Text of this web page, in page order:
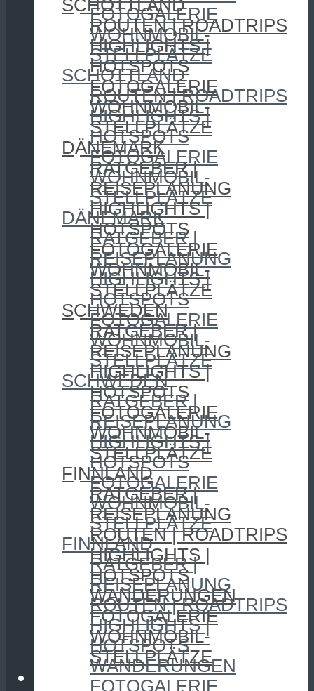
SCHOTTLAND
ROUTEN | ROADTRIPS
HIGHLIGHTS |
HOTSPOTS
FOTOGALERIE
WOHNMOBIL-
STELLPLÄTZE
DÄNEMARK
RATGEBER |
REISEPLANUNG
HIGHLIGHTS |
HOTSPOTS
FOTOGALERIE
WOHNMOBIL-
STELLPLÄTZE
SCHWEDEN
RATGEBER |
REISEPLANUNG
HIGHLIGHTS |
HOTSPOTS
FOTOGALERIE
WOHNMOBIL-
STELLPLÄTZE
FINNLAND
RATGEBER |
REISEPLANUNG
ROUTEN | ROADTRIPS
HIGHLIGHTS |
HOTSPOTS
WANDERUNGEN
FOTOGALERIE
WOHNMOBIL-
STELLPLÄTZE
CAMPING
FOTOGALERIE
WOHNMOBIL-
STELLPLÄTZE
SCHOTTLAND
ROUTEN | ROADTRIPS
HIGHLIGHTS |
HOTSPOTS
FOTOGALERIE
WOHNMOBIL-
STELLPLÄTZE
DÄNEMARK
RATGEBER |
REISEPLANUNG
HIGHLIGHTS |
HOTSPOTS
FOTOGALERIE
WOHNMOBIL-
STELLPLÄTZE
SCHWEDEN
RATGEBER |
REISEPLANUNG
HIGHLIGHTS |
HOTSPOTS
FOTOGALERIE
WOHNMOBIL-
STELLPLÄTZE
FINNLAND
RATGEBER |
REISEPLANUNG
ROUTEN | ROADTRIPS
HIGHLIGHTS |
HOTSPOTS
WANDERUNGEN
FOTOGALERIE